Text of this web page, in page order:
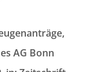
AG Bonn